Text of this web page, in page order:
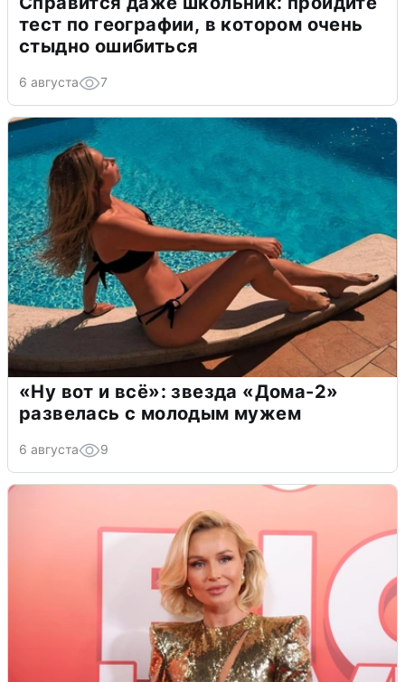
тест по географии, в котором очень
стыдно ошибиться
6 августа 7
«Ну вот и всё»: звезда «Дома-2»
развелась с молодым мужем
6 августа 9